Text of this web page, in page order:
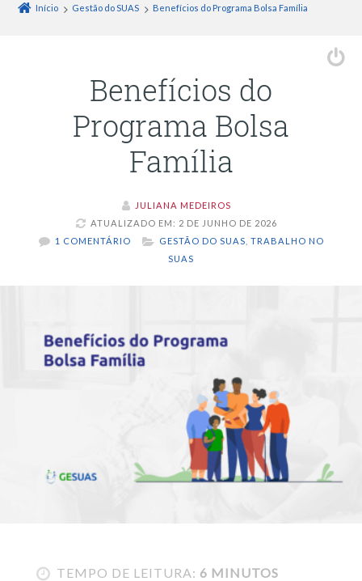
Início Gestão do SUAS Benefícios do Programa Bolsa Família
Benefícios do
Programa Bolsa
Família
JULIANA MEDEIROS
ATUALIZADO EM: 2 DE JUNHO DE 2026
1 COMENTÁRIO
GESTÃO DO SUAS TRABALHO NO
SUAS
TEMPO DE LEITURA: 6 MINUTOS